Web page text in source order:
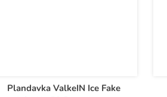
Plandavka ValkeIN Ice Fake